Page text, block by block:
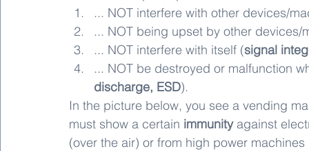
... NOT interfere with other devices/
... NOT being upset by other devices/
... NOT interfere with itself (signal
... NOT be destroyed or malfunction
discharge, ESD).
In the picture below, you see a vending
must show a certain immunity against
(over the air) or from high power